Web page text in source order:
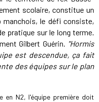
scolaire, constitue un
manchois, le défi consiste,
pratique sur le long terme.
Gilbert Guérin. "Hormis
est descendue, ça fait
des équipes sur le plan
en N2, l'équipe première doit